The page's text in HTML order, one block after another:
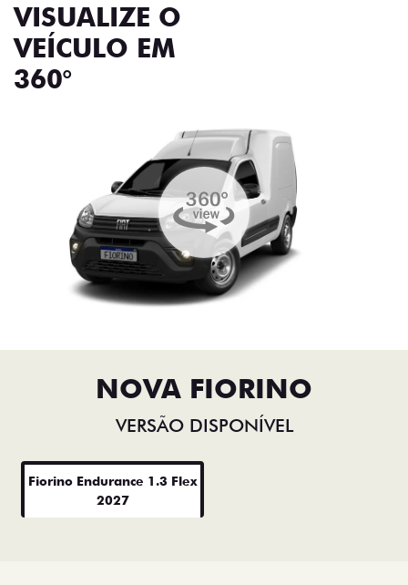
VISUALIZE O
VEÍCULO EM
360°
NOVA FIORINO
VERSÃO DISPONÍVEL
Fiorino Endurance 1.3 Flex
2027